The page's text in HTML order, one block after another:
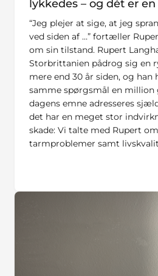
lykkedes – og dét er
“Jeg plejer at sige, at jeg
ved siden af …” fortæller
om sin tilstand. Rupert
Storbrittanien pådrog sig en
mere end 30 år siden, og han
samme spørgsmål en million
dagens emne adresseres
det har en meget stor
skade: Vi talte med Rupert
tarmproblemer samt